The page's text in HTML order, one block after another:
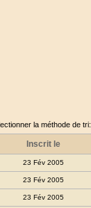
la méthode de tri:
Inscrit le
23 Fév 2005
23 Fév 2005
23 Fév 2005